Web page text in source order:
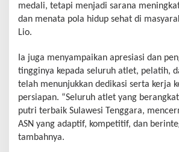
medali, tetapi menjadi sarana
dan menata pola hidup sehat di
Lio.
Ia juga menyampaikan apresiasi dan
tingginya kepada seluruh atlet, pelatih,
telah menunjukkan dedikasi serta kerja
persiapan. “Seluruh atlet yang
putri terbaik Sulawesi Tenggara,
ASN yang adaptif, kompetitif, dan
tambahnya.